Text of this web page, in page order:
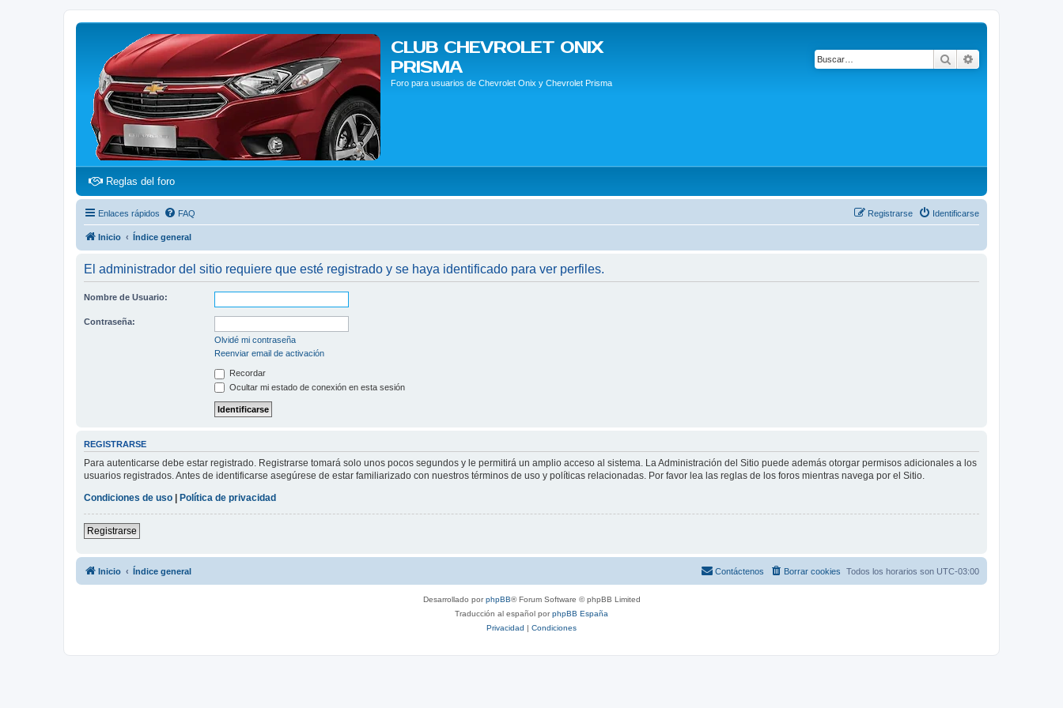
CLUB CHEVROLET ONIX
PRISMA
Foro para usuarios de Chevrolet Onix y Chevrolet Prisma
Buscar
Reglas del foro(Opens a new tab)
Enlaces rápidos FAQ Identificarse
Registrarse
Inicio Índice general
El administrador del sitio requiere que esté registrado y se haya identificado para ver perfiles.
Nombre de Usuario:
Contraseña:
Olvidé mi contraseña
Reenviar email de activación
Recordar
Ocultar mi estado de conexión en esta sesión
REGISTRARSE
Para autenticarse debe estar registrado. Registrarse tomará solo unos pocos segundos y le permitirá un amplio acceso al sistema. La Administración del Sitio puede además otorgar permisos adicionales a los
usuarios registrados. Antes de identificarse asegúrese de estar familiarizado con nuestros términos de uso y políticas relacionadas. Por favor lea las reglas de los foros mientras navega por el Sitio.
Condiciones de uso | Política de privacidad
Registrarse
Inicio Índice general Todos los horarios son UTC-03:00
Borrar cookies
Contáctenos
Desarrollado porphpBB® Forum Software © phpBB Limited
Traducción al español porphpBB España
Privacidad | Condiciones